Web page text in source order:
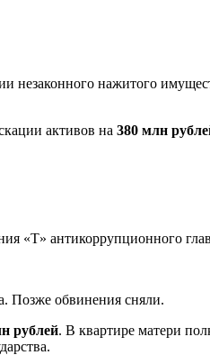
нажитого
активов на 380 млн
«Т» антикоррупционного
Позже обвинения сняли.
рублей. В квартире матери